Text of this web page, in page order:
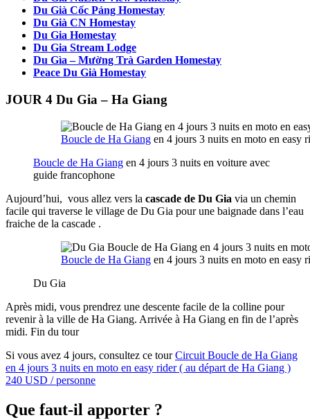
Du Già Cốc Pảng Homestay
Du Già CN Homestay
Du Gia Homestay
Du Gia Stream Lodge
Du Gìa – Mường Trà Garden Homestay
Peace Du Già Homestay
JOUR 4 Du Gia – Ha Giang
Boucle de Ha Giang en 4 jours 3 nuits en moto en easy
Boucle de Ha Giang en 4 jours 3 nuits en voiture avec
guide francophone
Aujourd’hui, vous allez vers la cascade de Du Gia via un chemin
facile qui traverse le village de Du Gia pour une baignade dans l’eau
fraiche de la cascade .
Boucle de Ha Giang en 4 jours 3 nuits en moto en easy
Du Gia
Après midi, vous prendrez une descente facile de la colline pour
revenir à la ville de Ha Giang. Arrivée à Ha Giang en fin de l’après
midi. Fin du tour
Si vous avez 4 jours, consultez ce tourCircuit Boucle de Ha Giang
en 4 jours 3 nuits en moto en easy rider ( au départ de Ha Giang )
240 USD / personne
Que faut-il apporter ?